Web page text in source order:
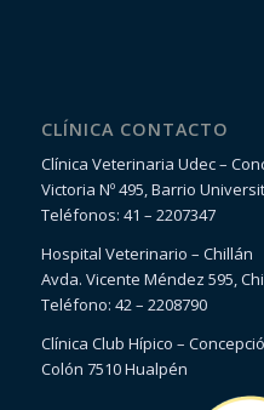
CLÍNICA CONTACTO
Clínica Veterinaria Udec –
Victoria Nº 495, Barrio
Teléfonos: 41 – 2207347
Hospital Veterinario – Chillán
Avda. Vicente Méndez 595,
Teléfono: 42 – 2208790
Clínica Club Hípico –
Colón 7510 Hualpén